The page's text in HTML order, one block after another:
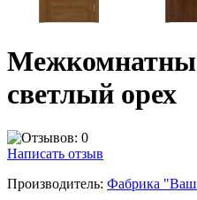
светлый орех
Написать отзыв
Производитель: Фабрика "Ваш